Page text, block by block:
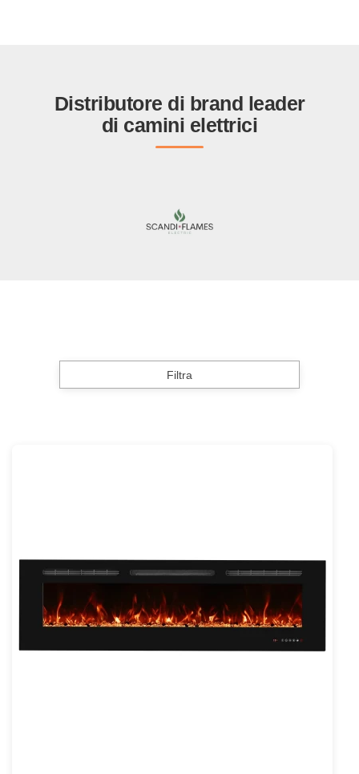
Distributore di brand leader
di camini elettrici
Filtra